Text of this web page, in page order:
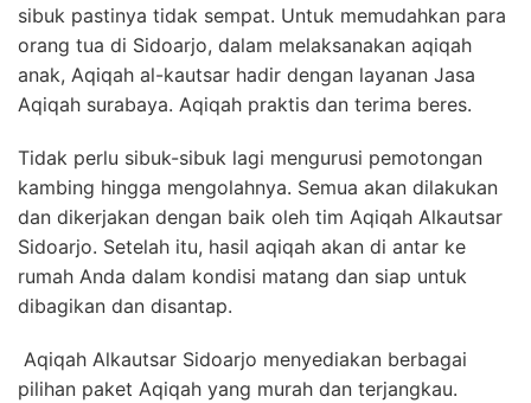
sibuk pastinya tidak sempat. Untuk memudahkan para
orang tua di Sidoarjo, dalam melaksanakan aqiqah
anak, Aqiqah al-kautsar hadir dengan layanan Jasa
Aqiqah surabaya. Aqiqah praktis dan terima beres.
Tidak perlu sibuk-sibuk lagi mengurusi pemotongan
kambing hingga mengolahnya. Semua akan dilakukan
dan dikerjakan dengan baik oleh tim Aqiqah Alkautsar
Sidoarjo. Setelah itu, hasil aqiqah akan di antar ke
rumah Anda dalam kondisi matang dan siap untuk
dibagikan dan disantap.
Aqiqah Alkautsar Sidoarjo menyediakan berbagai
pilihan paket Aqiqah yang murah dan terjangkau.